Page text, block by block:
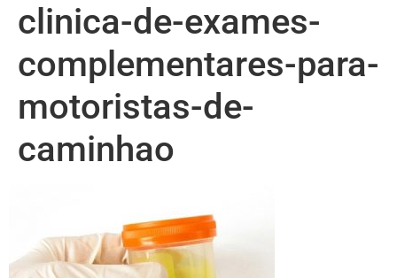
clinica-de-exames-
complementares-para-
motoristas-de-
caminhao